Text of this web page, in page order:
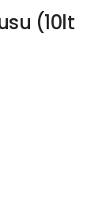
(10lt